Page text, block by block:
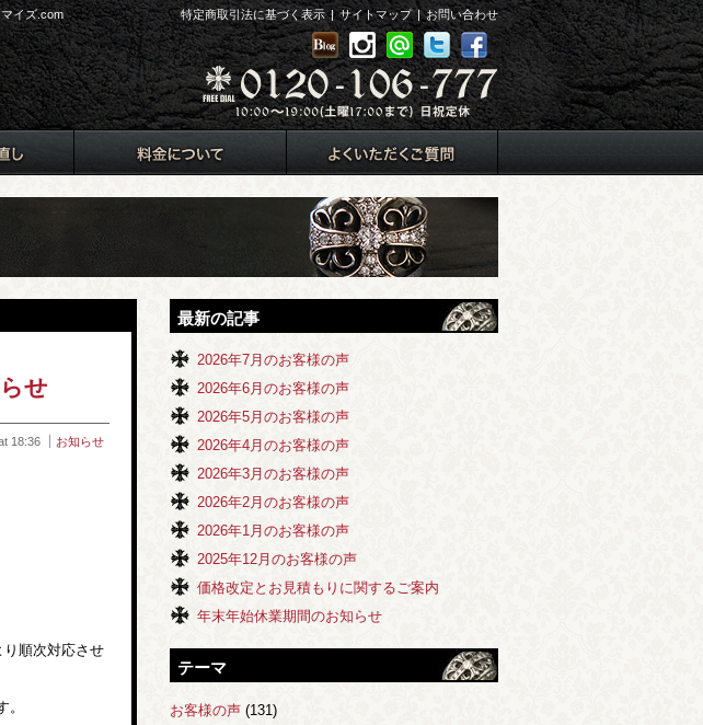
イズ.com お問い合わせ
|
サイトマップ
|
特定商取引法に基づく表示
せ
18:36 お知らせ
り順次対応させ
最新の記事
2026年7月のお客様の声
2026年6月のお客様の声
2026年5月のお客様の声
2026年4月のお客様の声
2026年3月のお客様の声
2026年2月のお客様の声
2026年1月のお客様の声
2025年12月のお客様の声
価格改定とお見積もりに関するご案内
年末年始休業期間のお知らせ
テーマ
お客様の声 (131)